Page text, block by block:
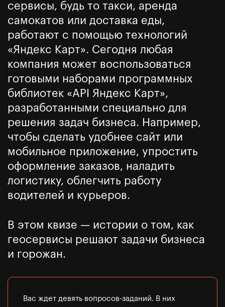
сервисы, будь то такси, аренда
самокатов или доставка еды,
работают с помощью технологий
«Яндекс Карт». Сегодня любая
компания может воспользоваться
готовыми наборами программных
библиотек «API Яндекс Карт»,
разработанными специально для
решения задач бизнеса. Например,
чтобы сделать удобнее сайт или
мобильное приложение, упростить
оформление заказов, наладить
логистику, облегчить работу
водителей и курьеров.
В этом квизе — истории о том, как
геосервисы решают задачи бизнеса
и горожан.
Вас ждет девять вопросов-заданий. В них